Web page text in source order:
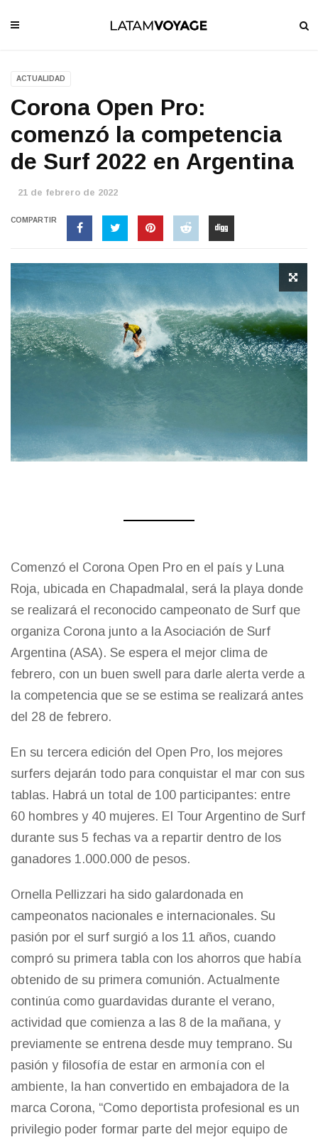
ACTUALIDAD
Corona Open Pro:
comenzó la competencia
de Surf 2022 en Argentina
21 de febrero de 2022
COMPARTIR
Comenzó el Corona Open Pro en el país y Luna
Roja, ubicada en Chapadmalal, será la playa donde
se realizará el reconocido campeonato de Surf que
organiza Corona junto a la Asociación de Surf
Argentina (ASA). Se espera el mejor clima de
febrero, con un buen swell para darle alerta verde a
la competencia que se se estima se realizará antes
del 28 de febrero.
En su tercera edición del Open Pro, los mejores
surfers dejarán todo para conquistar el mar con sus
tablas. Habrá un total de 100 participantes: entre
60 hombres y 40 mujeres. El Tour Argentino de Surf
durante sus 5 fechas va a repartir dentro de los
ganadores 1.000.000 de pesos.
Ornella Pellizzari ha sido galardonada en
campeonatos nacionales e internacionales. Su
pasión por el surf surgió a los 11 años, cuando
compró su primera tabla con los ahorros que había
obtenido de su primera comunión. Actualmente
continúa como guardavidas durante el verano,
actividad que comienza a las 8 de la mañana, y
previamente se entrena desde muy temprano. Su
pasión y filosofía de estar en armonía con el
ambiente, la han convertido en embajadora de la
marca Corona, “Como deportista profesional es un
privilegio poder formar parte del mejor equipo de